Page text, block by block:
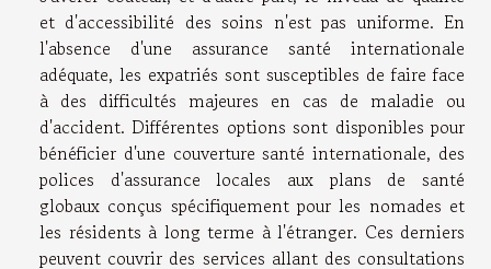
et d'accessibilité des soins n'est pas uniforme. En
l'absence d'une assurance santé internationale
adéquate, les expatriés sont susceptibles de faire face
à des difficultés majeures en cas de maladie ou
d'accident. Différentes options sont disponibles pour
bénéficier d'une couverture santé internationale, des
polices d'assurance locales aux plans de santé
globaux conçus spécifiquement pour les nomades et
les résidents à long terme à l'étranger. Ces derniers
peuvent couvrir des services allant des consultations